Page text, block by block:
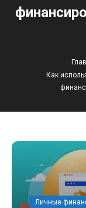
Как
Личные